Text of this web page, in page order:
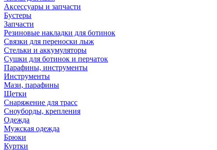
Аксессуары и запчасти
Бустеры
Запчасти
Резиновые накладки для ботинок
Связки для переноски лыж
Стельки и аккумуляторы
Сушки для ботинок и перчаток
Парафины, инструменты
Инструменты
Мази, парафины
Щетки
Снаряжение для трасс
Сноуборды, крепления
Одежда
Мужская одежда
Брюки
Куртки